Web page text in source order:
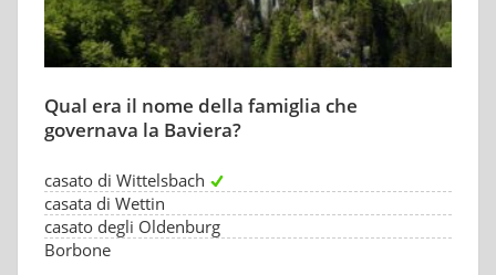
Qual era il nome della famiglia che
governava la Baviera?
casato di Wittelsbach
casata di Wettin
casato degli Oldenburg
Borbone